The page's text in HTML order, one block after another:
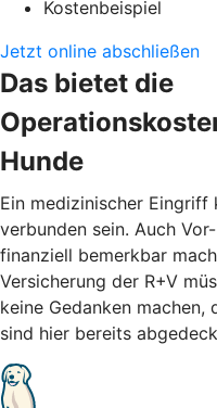
Kostenbeispiel
Jetzt online abschließen
Das bietet die
Hunde
Ein medizinischer Eingriff
verbunden sein. Auch
finanziell bemerkbar
Versicherung der R+V
keine Gedanken
sind hier bereits